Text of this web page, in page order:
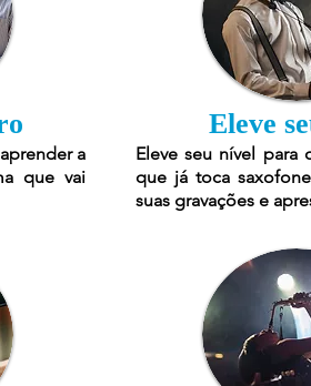
a
que vai
Eleve
Eleve seu nível para
que já toca
suas gravações e